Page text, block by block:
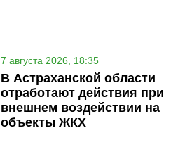
7 августа 2026, 18:35
В Астраханской области
отработают действия при
внешнем воздействии на
объекты ЖКХ